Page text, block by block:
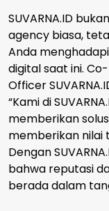
SUVARNA.ID
agency biasa,
Anda
digital saat ini.
Officer
“Kami di
memberikan
memberikan nilai
Dengan
bahwa reputasi
berada dalam